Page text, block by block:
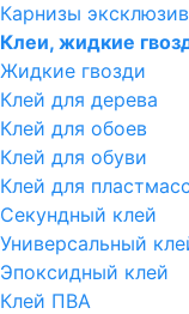
Карнизы эксклюзив
Клеи, жидкие
Жидкие гвозди
Клей для дерева
Клей для обоев
Клей для обуви
Клей для
Секундный клей
Универсальный
Эпоксидный клей
Клей ПВА